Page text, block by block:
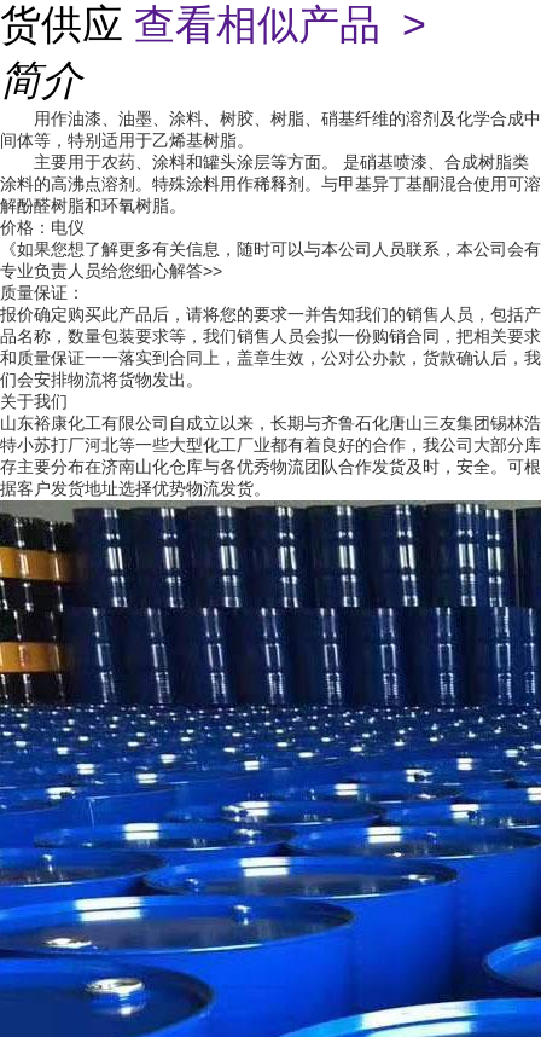
货供应 查看相似产品 >
简介
用作油漆、油墨、涂料、树胶、树脂、硝基纤维的溶剂及化学合成中
间体等，特别适用于乙烯基树脂。
主要用于农药、涂料和罐头涂层等方面。 是硝基喷漆、合成树脂类
涂料的高沸点溶剂。特殊涂料用作稀释剂。与甲基异丁基酮混合使用可溶
解酚醛树脂和环氧树脂。
价格：电仪
《如果您想了解更多有关信息，随时可以与本公司人员联系，本公司会有
专业负责人员给您细心解答>>
质量保证：
报价确定购买此产品后，请将您的要求一并告知我们的销售人员，包括产
品名称，数量包装要求等，我们销售人员会拟一份购销合同，把相关要求
和质量保证一一落实到合同上，盖章生效，公对公办款，货款确认后，我
们会安排物流将货物发出。
关于我们
山东裕康化工有限公司自成立以来，长期与齐鲁石化唐山三友集团锡林浩
特小苏打厂河北等一些大型化工厂业都有着良好的合作，我公司大部分库
存主要分布在济南山化仓库与各优秀物流团队合作发货及时，安全。可根
据客户发货地址选择优势物流发货。